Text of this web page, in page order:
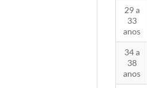
29 a
33
anos
34 a
38
anos